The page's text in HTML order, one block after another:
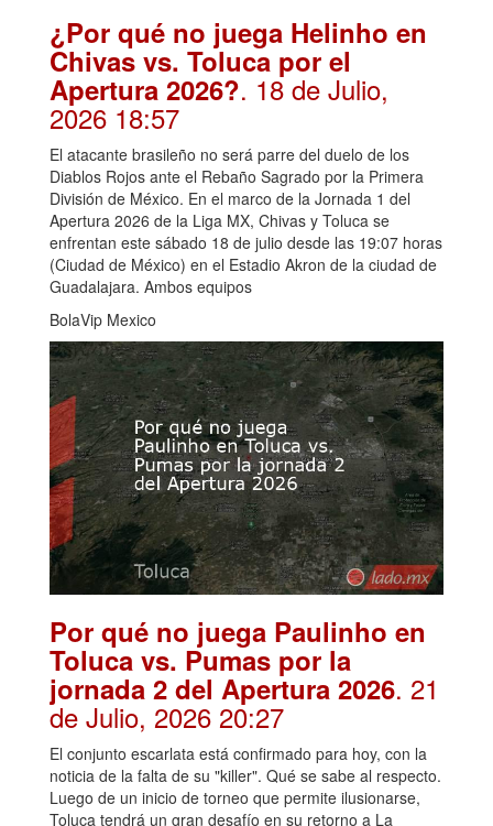
¿Por qué no juega Helinho en
Chivas vs. Toluca por el
Apertura 2026?. 18 de Julio,
2026 18:57
El atacante brasileño no será parre del duelo de los
Diablos Rojos ante el Rebaño Sagrado por la Primera
División de México. En el marco de la Jornada 1 del
Apertura 2026 de la Liga MX, Chivas y Toluca se
enfrentan este sábado 18 de julio desde las 19:07 horas
(Ciudad de México) en el Estadio Akron de la ciudad de
Guadalajara. Ambos equipos
BolaVip Mexico
Por qué no juega Paulinho en
Toluca vs. Pumas por la
jornada 2 del Apertura 2026. 21
de Julio, 2026 20:27
El conjunto escarlata está confirmado para hoy, con la
noticia de la falta de su "killer". Qué se sabe al respecto.
Luego de un inicio de torneo que permite ilusionarse,
Toluca tendrá un gran desafío en su retorno a La